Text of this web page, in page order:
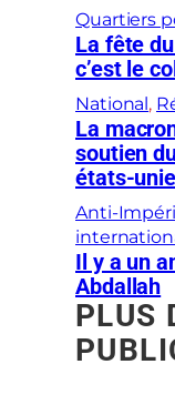
Quartiers
La fête
c’est le
National ,
La
soutien
états-
Anti-
Il y a un
Abdallah
PLUS